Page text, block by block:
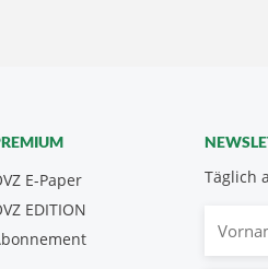
Täglich
E-Paper
EDITION